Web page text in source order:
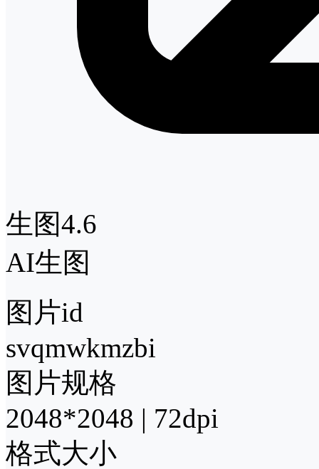
生图4.6
AI生图
图片id
svqmwkmzbi
图片规格
2048*2048 | 72dpi
格式大小